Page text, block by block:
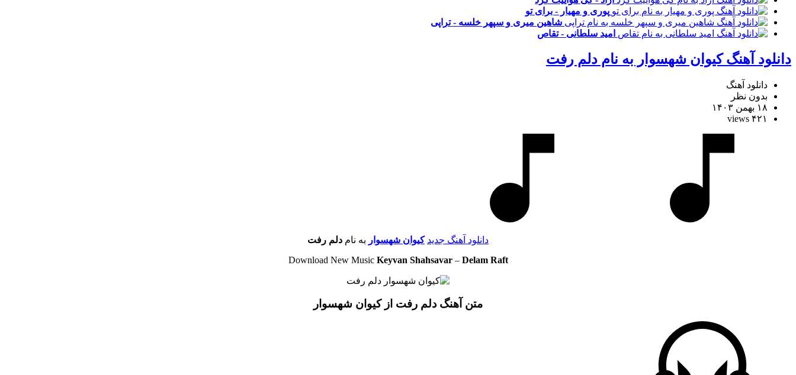
پوری و مهیار - برای تو
شاهین میری و سپهر خلسه - تراپی
امید سلطانی - تقاص
دانلود آهنگ کیوان شهسوار به نام دلم رفت
دانلود آهنگ
بدون نظر
۱۸ بهمن ۱۴۰۳
۴۲۱ views
دانلود آهنگ جدید کیوان شهسوار به نام دلم رفت
Download New Music Keyvan Shahsavar– Delam Raft
متن آهنگ دلم رفت از کیوان شهسوار